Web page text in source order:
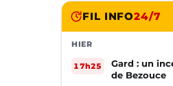
FIL INFO24/7
HIER
17h25
Gard : un
de Bezouce